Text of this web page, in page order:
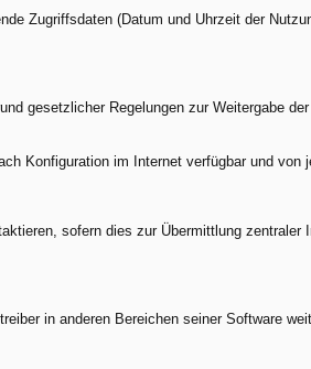
Zugriffsdaten (Datum und Uhrzeit der
gesetzlicher Regelungen zur Weitergabe
Konfiguration im Internet verfügbar und von
sofern dies zur Übermittlung
in anderen Bereichen seiner Software